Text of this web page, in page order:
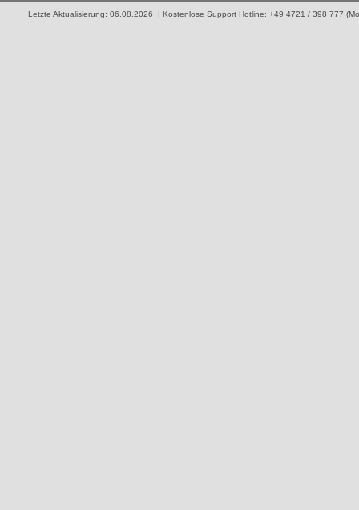
Letzte Aktualisierung: 06.08.2026 | Kostenlose Support Hotline: +49 4721 / 398 777